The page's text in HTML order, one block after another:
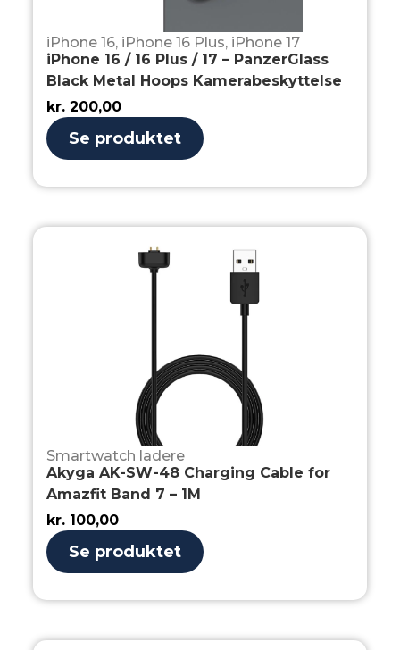
iPhone 16, iPhone 16 Plus, iPhone 17
iPhone 16 / 16 Plus / 17 – PanzerGlass
Black Metal Hoops Kamerabeskyttelse
kr. 200,00
Se produktet
Smartwatch ladere
Akyga AK-SW-48 Charging Cable for
Amazfit Band 7 – 1M
kr. 100,00
Se produktet